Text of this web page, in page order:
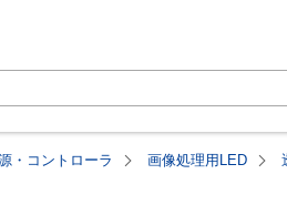
・コントローラ 画像処理用LED